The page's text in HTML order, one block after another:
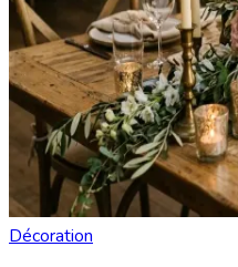
Décoration